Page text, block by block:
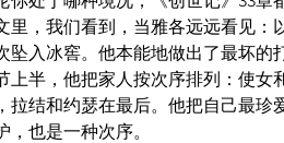
里，我们看到，当雅各远远看见：
坠入冰窖。他本能地做出了最坏的
上半，他把家人按次序排列：使女
拉结和约瑟在最后。他把自己最珍
，也是一种次序。